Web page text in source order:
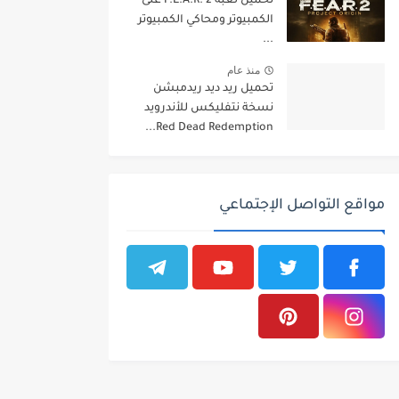
الكمبيوتر ومحاكي الكمبيوتر
...
منذ عام
تحميل ريد ديد ريدمبشن
نسخة نتفليكس للأندرويد
Red Dead Redemption...
مواقع التواصل الإجتماعي